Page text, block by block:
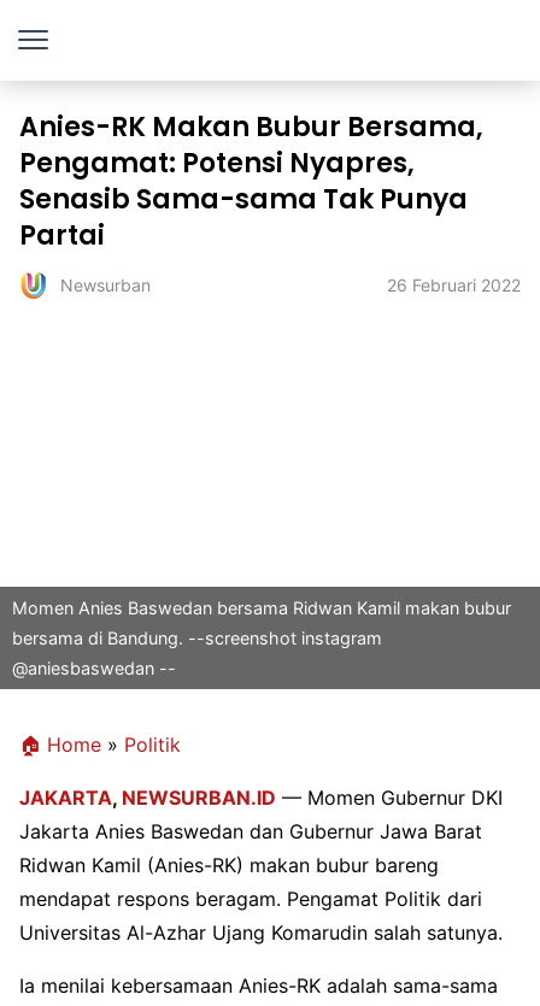
Anies-RK Makan Bubur Bersama,
Pengamat: Potensi Nyapres,
Senasib Sama-sama Tak Punya
Partai
Newsurban 26 Februari 2022
Momen Anies Baswedan bersama Ridwan Kamil makan bubur
bersama di Bandung. --screenshot instagram
@aniesbaswedan --
🏠 Home » Politik
JAKARTA, NEWSURBAN.ID — Momen Gubernur DKI
Jakarta Anies Baswedan dan Gubernur Jawa Barat
Ridwan Kamil (Anies-RK) makan bubur bareng
mendapat respons beragam. Pengamat Politik dari
Universitas Al-Azhar Ujang Komarudin salah satunya.
Ia menilai kebersamaan Anies-RK adalah sama-sama